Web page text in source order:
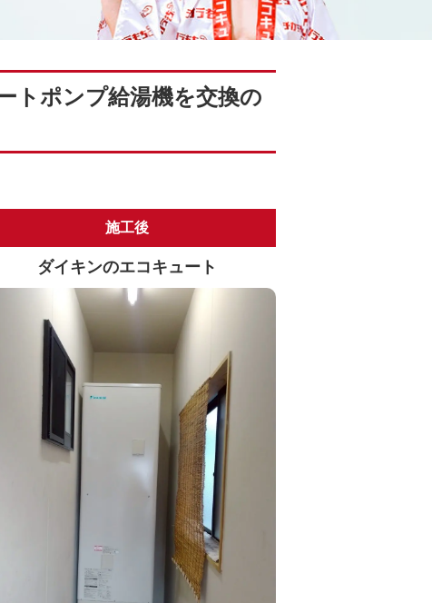
トポンプ給湯機を交換の
施工後
ダイキンのエコキュート